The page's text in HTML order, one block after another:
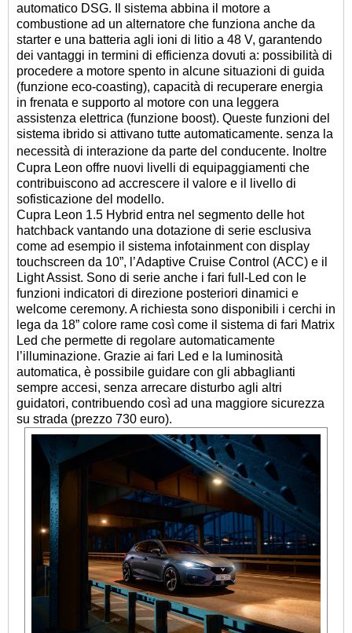
automatico DSG.
Il sistema abbina il motore a
combustione ad un alternatore che funziona anche da
starter e una batteria agli ioni di litio a 48 V, garantendo
dei vantaggi in termini di efficienza dovuti a: possibilità di
procedere a motore spento in alcune situazioni di guida
(funzione eco-coasting), capacità di recuperare energia
in frenata e supporto al motore con una leggera
assistenza elettrica (funzione boost). Queste funzioni del
sistema ibrido si attivano tutte automaticamente. senza la
necessità di interazione da parte del conducente. Inoltre
Cupra Leon offre nuovi livelli di equipaggiamenti che
contribuiscono ad accrescere il valore e il livello di
sofisticazione del modello.
Cupra Leon 1.5 Hybrid entra nel segmento delle hot
hatchback vantando una dotazione di serie esclusiva
come ad esempio il sistema infotainment con display
touchscreen da 10”, l’Adaptive Cruise Control (ACC) e il
Light Assist. Sono di serie anche i fari full-Led con le
funzioni indicatori di direzione posteriori dinamici e
welcome ceremony. A richiesta sono disponibili i cerchi in
lega da 18” colore rame così come il sistema di fari Matrix
Led che permette di regolare automaticamente
l’illuminazione. Grazie ai fari Led e la luminosità
automatica, è possibile guidare con gli abbaglianti
sempre accesi, senza arrecare disturbo agli altri
guidatori, contribuendo così ad una maggiore sicurezza
su strada (prezzo 730 euro).